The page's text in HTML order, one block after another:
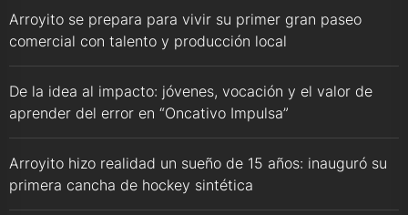
Arroyito se prepara para vivir su primer gran paseo
comercial con talento y producción local
De la idea al impacto: jóvenes, vocación y el valor de
aprender del error en “Oncativo Impulsa”
Arroyito hizo realidad un sueño de 15 años: inauguró su
primera cancha de hockey sintética